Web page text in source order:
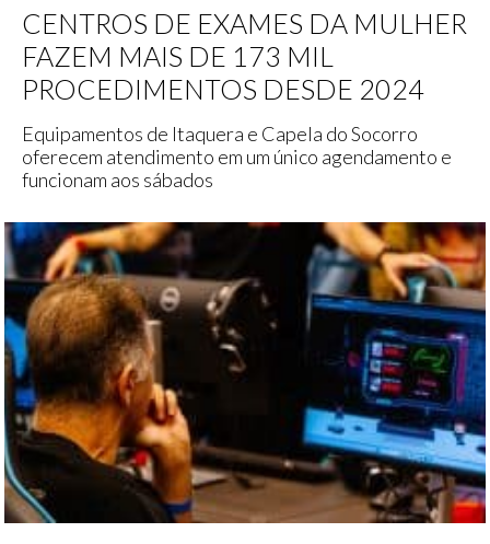
CENTROS DE EXAMES DA MULHER
FAZEM MAIS DE 173 MIL
PROCEDIMENTOS DESDE 2024
Equipamentos de Itaquera e Capela do Socorro
oferecem atendimento em um único agendamento e
funcionam aos sábados